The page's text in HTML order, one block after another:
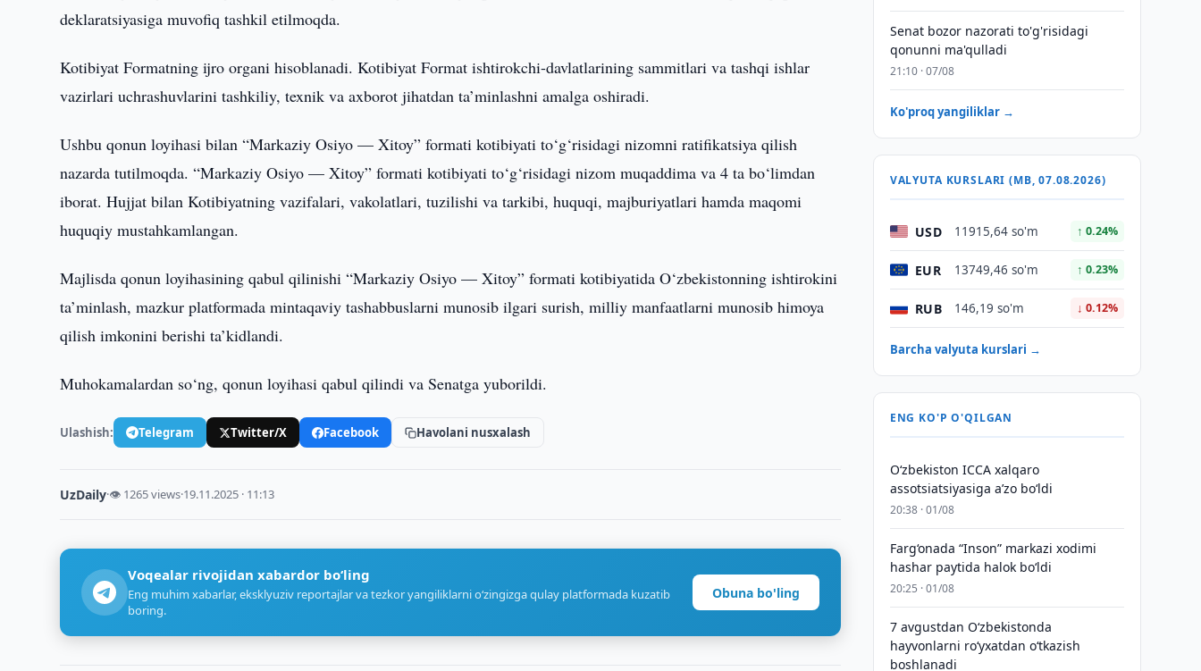
deklaratsiyasiga muvofiq tashkil etilmoqda.
Kotibiyat Formatning ijro organi hisoblanadi. Kotibiyat Format ishtirokchi-davlatlarining sammitlari va tashqi ishlar
vazirlari uchrashuvlarini tashkiliy, texnik va axborot jihatdan ta’minlashni amalga oshiradi.
Ushbu qonun loyihasi bilan “Markaziy Osiyo — Xitoy” formati kotibiyati to‘g‘risidagi nizomni ratifikatsiya qilish
nazarda tutilmoqda. “Markaziy Osiyo — Xitoy” formati kotibiyati to‘g‘risidagi nizom muqaddima va 4 ta bo‘limdan
iborat. Hujjat bilan Kotibiyatning vazifalari, vakolatlari, tuzilishi va tarkibi, huquqi, majburiyatlari hamda maqomi
huquqiy mustahkamlangan.
Majlisda qonun loyihasining qabul qilinishi “Markaziy Osiyo — Xitoy” formati kotibiyatida O‘zbekistonning ishtirokini
ta’minlash, mazkur platformada mintaqaviy tashabbuslarni munosib ilgari surish, milliy manfaatlarni munosib himoya
qilish imkonini berishi ta’kidlandi.
Muhokamalardan so‘ng, qonun loyihasi qabul qilindi va Senatga yuborildi.
Ulashish: Telegram Twitter/X Facebook Havolani nusxalash
UzDaily·👁 1265 views·19.11.2025 · 11:13
Voqealar rivojidan xabardor bo‘ling
Eng muhim xabarlar, eksklyuziv reportajlar va tezkor yangiliklarni o‘zingizga qulay platformada kuzatib
boring.
Obuna bo'ling
Senat bozor nazorati to'g'risidagi
qonunni ma'qulladi
21:10 · 07/08
Ko'proq yangiliklar →
VALYUTA KURSLARI (MB, 07.08.2026)
USD 11915,64 so'm ↑ 0.24%
EUR 13749,46 so'm ↑ 0.23%
RUB 146,19 so'm ↓ 0.12%
Barcha valyuta kurslari →
ENG KO'P O'QILGAN
O‘zbekiston ICCA xalqaro
assotsiatsiyasiga aʼzo bo‘ldi
20:38 · 01/08
Farg‘onada “Inson” markazi xodimi
hashar paytida halok bo‘ldi
20:25 · 01/08
7 avgustdan O‘zbekistonda
hayvonlarni ro‘yxatdan o‘tkazish
boshlanadi